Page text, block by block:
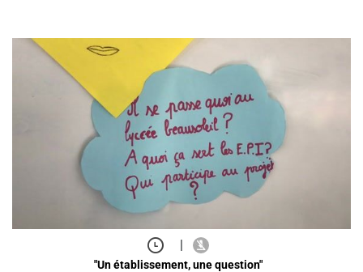
|
"Un établissement, une question"